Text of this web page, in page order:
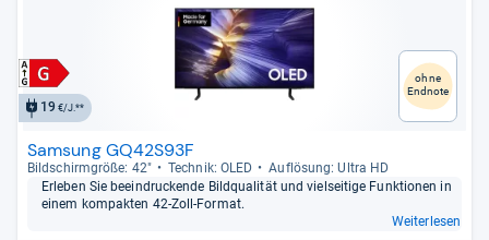
19 €/J.**
ohne
Endnote
Samsung GQ42S93F
Bild­schirm­größe: 42" Tech­nik: OLED
Auf­lö­sung: Ultra HD
Erle­ben Sie beein­dru­ckende Bild­qua­li­tät und viel­sei­tige Funk­tio­nen in
einem kom­pak­ten 42-​Zoll-​For­mat.
Weiterlesen